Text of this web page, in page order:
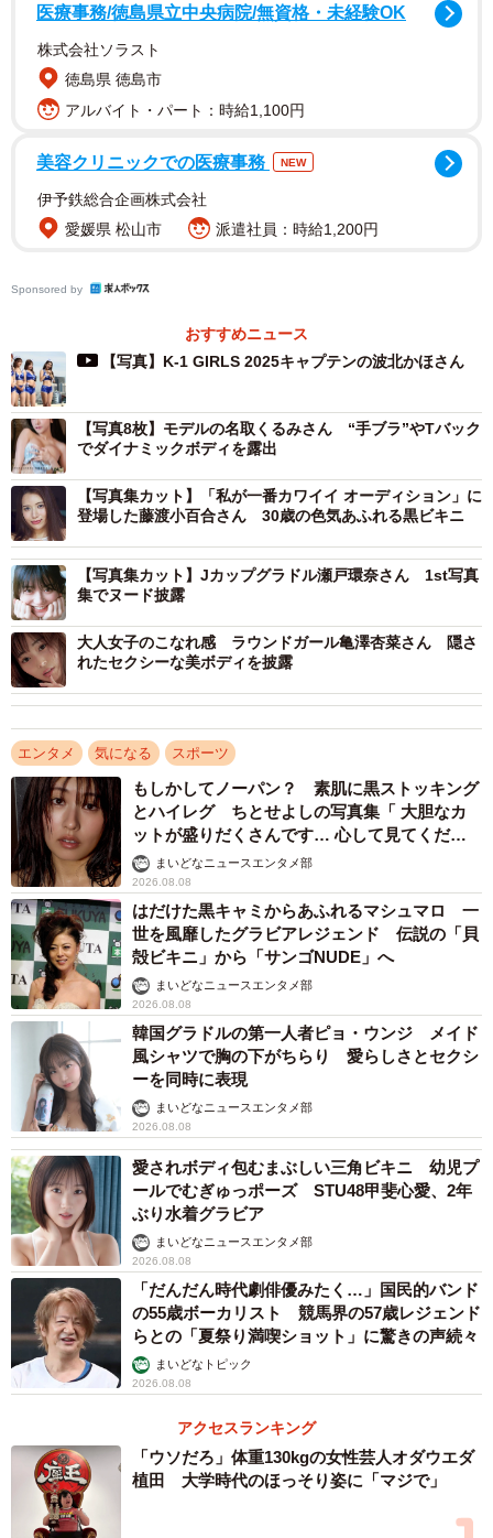
他のメンバーに負けないことは？の質問に、「拳の強さ、
あとはギャル度は誰にも負けません」（波北さん）、「ウ
聞いています。ラウンド姿は負けません」（広瀬さん）、
「体力と根性には自信があります。あとは歯科衛生士だっ
たので、歯磨き指導は誰にも負けないです」（佐々木さ
よく内臓が入っているの？と言われます。背中の薄さは誰
にも負けません」（三輪さん）、「博多の無敵ボディと掲
げているので、健康美は誰にも負けません」（凛咲子さ
ん）、「お母さんがフィリピンとスペインの血が入ってい
るので、私は小麦色のマーメイドと呼ばれています。誰よ
りも夏が似合うと思います」（宇佐美さん）、「帰国子女
なので、英語は誰にも負けていないと思います」（瀬名さ
ん）など個性的な回答が上がりました。
先日、お披露目となったKrushガールズとは、同じK－1グ
ループであるにもかかわらず、昨年から対立構造が生まれ
ており、双方から「戦いたい」という声も。少林寺拳法を8
年間続け黒帯を持つ波北キャプテンは「全員でやってやろ
うと思います」と一致団結してKrushガールズ潰しを宣言。
神奈川・横浜BUNTAIで行われる「K-1 BEYOND」。選手
たちの熱い戦いに華を添える女神たちにも注目です。
◇K-1 GIRLS 2025メンバーのプロフィール
波北かほ（はぎた・かほ）キャプテン
生年月日：2003年9月2日 身長：168cmB87 W67 H90
出身地：京都府 ガールズ歴：4年目
広瀬晏夕（ひろせ・あんゆ）副キャプテン
生年月日：1998年11月9日 身長：166cmB83 W58 H85
出身地：静岡県 ガールズ歴：2年目
佐々木美乃里（ささき・みのり）
生年月日：1996年8月16日 身長：163cmB88 W62 H86
出身地：岐阜県 ガールズ歴：2年目
美輪咲月（みわ・さつき）
生年月日：1999年4月11日 身長：170cmB85 W54 H83
出身地：大阪府 ガールズ歴：2年目
凛咲子（りさこ）
生年月日：1998年10月6日 身長：162cmB88 W55 H85
出身地：福岡県
宇佐美なお（うさみ・なお）
生年月日：1998年11月8日 身長：167cmB88 W60 H90
出身地：東京都
羽瀬萌（はせ・めぐむ）
生年月日：1月23日 身長：172cmB85 W59 H89 出身
地：北海道
瀬名ひなの（せな・ひなの）
医療事務/徳島県立中央病院/無資格・未経験OK
株式会社ソラスト
徳島県 徳島市
アルバイト・パート：時給1,100円
美容クリニックでの医療事務 NEW
伊予鉄総合企画株式会社
愛媛県 松山市
派遣社員：時給1,200円
Sponsored by
おすすめニュース
【写真】K-1 GIRLS 2025キャプテンの波北かほさん
【写真8枚】モデルの名取くるみさん “手ブラ”やTバック
でダイナミックボディを露出
【写真集カット】「私が一番カワイイ オーディション」に
登場した藤渡小百合さん 30歳の色気あふれる黒ビキニ
【写真集カット】Jカップグラドル瀬戸環奈さん 1st写真
集でヌード披露
大人女子のこなれ感 ラウンドガール亀澤杏菜さん 隠さ
れたセクシーな美ボディを披露
エンタメ 気になる スポーツ
もしかしてノーパン？ 素肌に黒ストッキング
とハイレグ ちとせよしの写真集「 大胆なカ
ットが盛りだくさんです… 心して見てくださ
い」まいどなニュースエンタメ部
2026.08.08
はだけた黒キャミからあふれるマシュマロ 一
世を風靡したグラビアレジェンド 伝説の「貝
殻ビキニ」から「サンゴNUDE」へ
まいどなニュースエンタメ部
2026.08.08
韓国グラドルの第一人者ピョ・ウンジ メイド
風シャツで胸の下がちらり 愛らしさとセクシ
ーを同時に表現
まいどなニュースエンタメ部
2026.08.08
愛されボディ包むまぶしい三角ビキニ 幼児プ
ールでむぎゅっポーズ STU48甲斐心愛、2年
ぶり水着グラビア
まいどなニュースエンタメ部
2026.08.08
「だんだん時代劇俳優みたく…」国民的バンド
の55歳ボーカリスト 競馬界の57歳レジェンド
らとの「夏祭り満喫ショット」に驚きの声続々
まいどなトピック
2026.08.08
アクセスランキング
「ウソだろ」体重130kgの女性芸人オダウエダ
植田 大学時代のほっそり姿に「マジで」